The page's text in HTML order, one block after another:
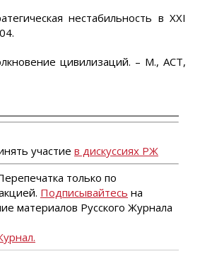
нестабильность в XXI
цивилизаций. – М., АСТ,
участие в дискуссиях РЖ
только по
Подписывайтесь на
материалов Русского Журнала